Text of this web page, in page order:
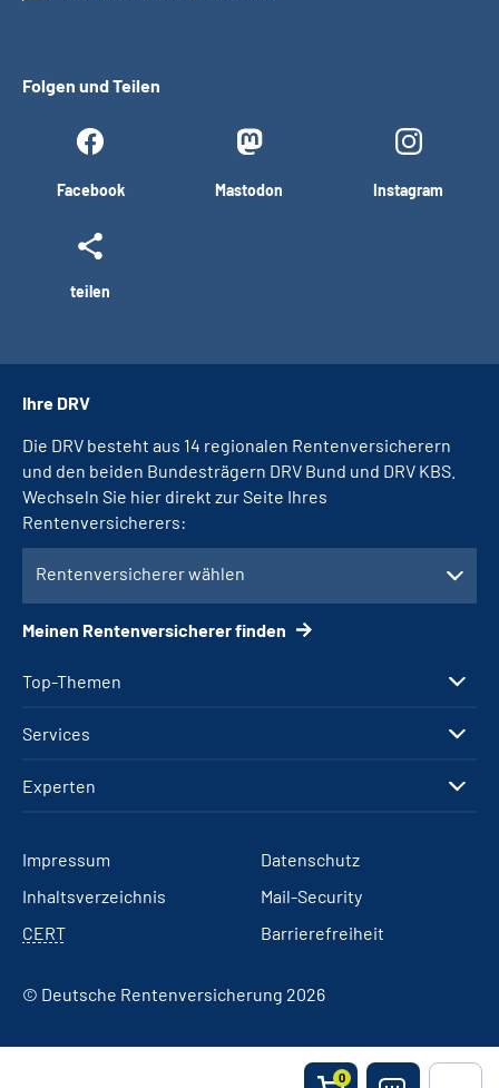
0
Folgen und Teilen
Facebook Mastodon Instagram
teilen
Top-Themen
Services
Experten
Ihre DRV
Die DRV besteht aus 14 regionalen Rentenversicherern
und den beiden Bundesträgern DRV Bund und DRV KBS.
Wechseln Sie hier direkt zur Seite Ihres
Rentenversicherers:
Rentenversicherer wählen
Meinen Rentenversicherer finden
Impressum
Datenschutz
Inhaltsverzeichnis
Mail-Security
CERT
Barrierefreiheit
© Deutsche Rentenversicherung 2026